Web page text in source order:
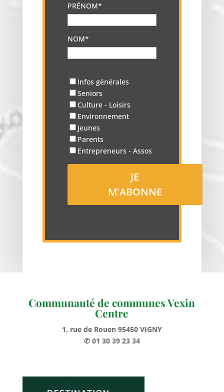
PRÉNOM*
NOM*
Infos générales
Seniors
Culture - Loisirs
Environnement
Jeunes
Parents
Entrepreneurs - Assos
Communauté de communes Vexin
Centre
1, rue de Rouen 95450 VIGNY
✆ 01 30 39 23 34